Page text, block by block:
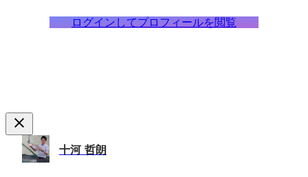
ログインしてプロフィールを閲覧
十河 哲朗